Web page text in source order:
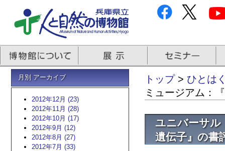
月別 アーカイブ
2012年12月 (23)
2012年11月 (28)
2012年10月 (17)
2012年9月 (12)
2012年8月 (27)
2012年7月 (33)
トップ> ひとは
ミュージアム：
ユニバーサ
遺伝子』の書